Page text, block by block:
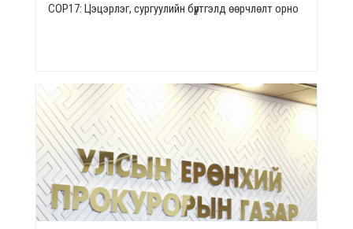
СОР17: Цэцэрлэг, сургуулийн бүртгэлд өөрчлөлт орно